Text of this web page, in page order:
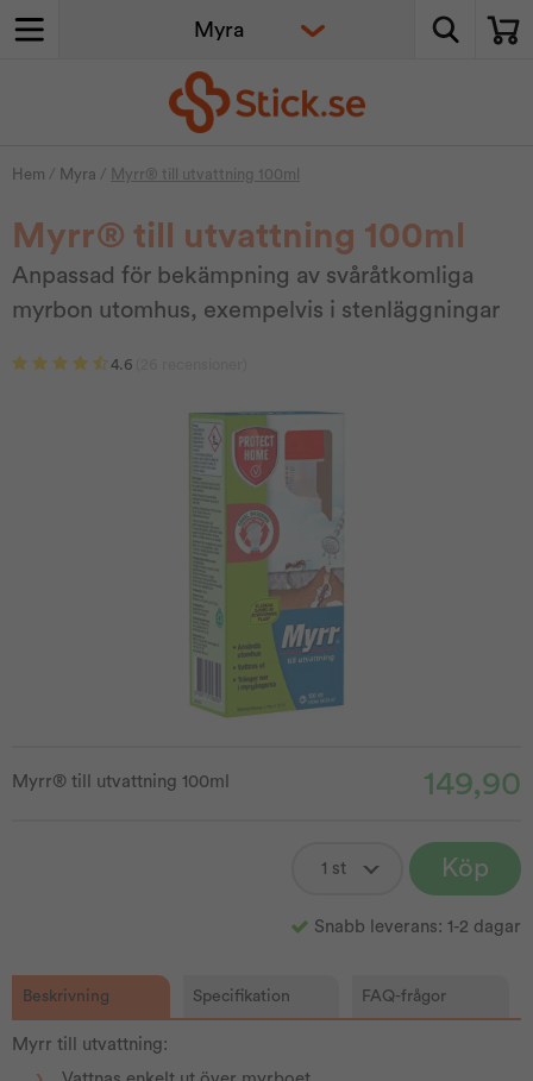
Hem / Myra / Myrr® till utvattning 100ml
Myrr® till utvattning 100ml
Anpassad för bekämpning av svåråtkomliga
myrbon utomhus, exempelvis i stenläggningar
4.6
Myrr® till utvattning 100ml 149,90
Köp
Snabb leverans: 1-2 dagar
Beskrivning Specifikation FAQ-frågor
Myrr till utvattning: